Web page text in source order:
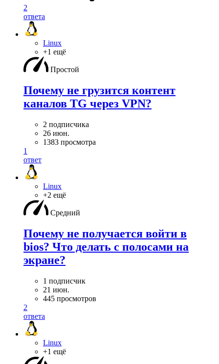
2
ответа
Linux
+1 ещё
Простой
Почему не грузится контент
каналов TG через VPN?
2 подписчика
26 июн.
1383 просмотра
1
ответ
Linux
+2 ещё
Средний
Почему не получается войти в
bios? Что делать с полосами на
экране?
1 подписчик
21 июн.
445 просмотров
2
ответа
Linux
+1 ещё